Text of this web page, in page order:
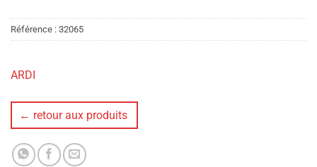
Référence : 32065
ARDI
← retour aux produits